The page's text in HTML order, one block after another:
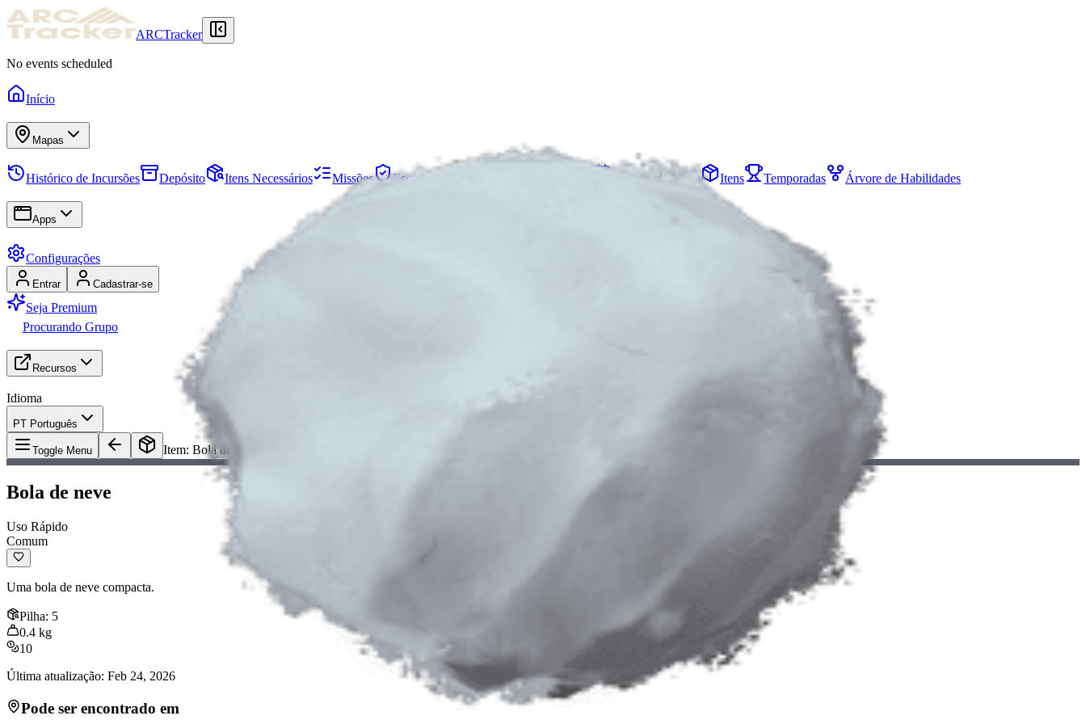
ARCTracker
No events scheduled
Início
Mapas
Histórico de Incursões Depósito Itens Necessários Missões Esconderijo Eventos de Mapa Itens Temporadas Árvore de Habilidades
Apps
Configurações
Entrar Cadastrar-se
Seja Premium
Procurando Grupo
Recursos
Idioma
PT Português
Toggle Menu Item: Bola de neve
Bola de neve
Uso Rápido
Comum
Uma bola de neve compacta.
Pilha: 5
0.4 kg
10
Última atualização: Feb 24, 2026
Pode ser encontrado em